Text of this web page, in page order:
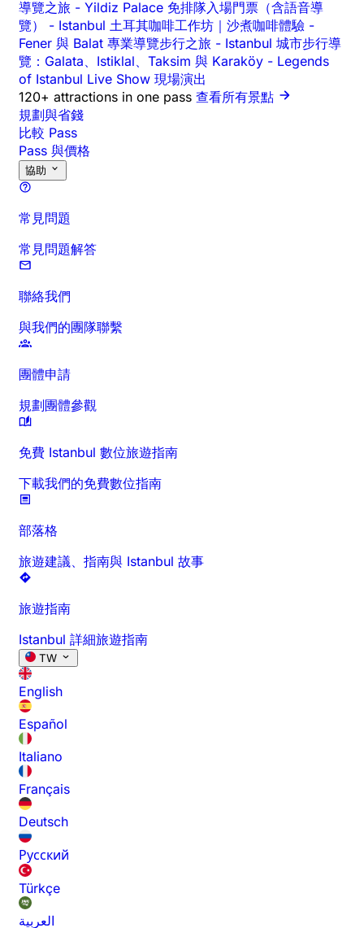
導覽之旅 - Yildiz Palace 免排隊入場門票（含語音導
覽） - Istanbul 土耳其咖啡工作坊｜沙煮咖啡體驗 -
Fener 與 Balat 專業導覽步行之旅 - Istanbul 城市步行導
覽：Galata、Istiklal、Taksim 與 Karaköy - Legends
of Istanbul Live Show 現場演出
120+ attractions in one pass 查看所有景點
規劃與省錢
比較 Pass
Pass 與價格
協助
常見問題
常見問題解答
聯絡我們
與我們的團隊聯繫
團體申請
規劃團體參觀
免費 Istanbul 數位旅遊指南
下載我們的免費數位指南
部落格
旅遊建議、指南與 Istanbul 故事
旅遊指南
Istanbul 詳細旅遊指南
TW
English
Español
Italiano
Français
Deutsch
Русский
Türkçe
العربية